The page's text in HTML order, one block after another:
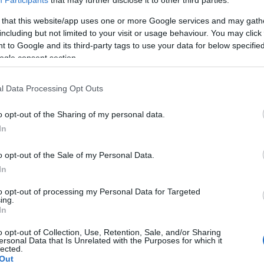
that this website/app uses one or more Google services and may
but not limited to your visit or usage behaviour. You may
to Google and its third-party tags to use your data for below
consent section.
Data Processing Opt Outs
opt-out of the Sharing of my personal data.
opt-out of the Sale of my Personal Data.
opt-out of processing my Personal Data for Targeted
opt-out of Collection, Use, Retention, Sale, and/or Sharing
Data that Is Unrelated with the Purposes for which it
közül több megoldás már Magyarországon is
területén. Az aszályos időszakok gyakoribbá
megközelítéseket tesz szükségessé.
Izrael ma a világ egyik vezető országa a
Az országban a
hozzávetőlegesen 90 százalékát
mezőgazdasági célokra
eredményeként jelenleg az öntözött
tisztított vízzel kap . Ez a
csökkenti a környezeti terhelést, és
az egyre gyakoribb aszályos időszakokkal